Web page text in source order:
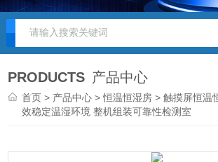
PRODUCTS 产品中心
首页 > 产品中心 >恒温恒湿房 >触摸屏恒温
效稳定温湿环境 整机组装可靠性检测室